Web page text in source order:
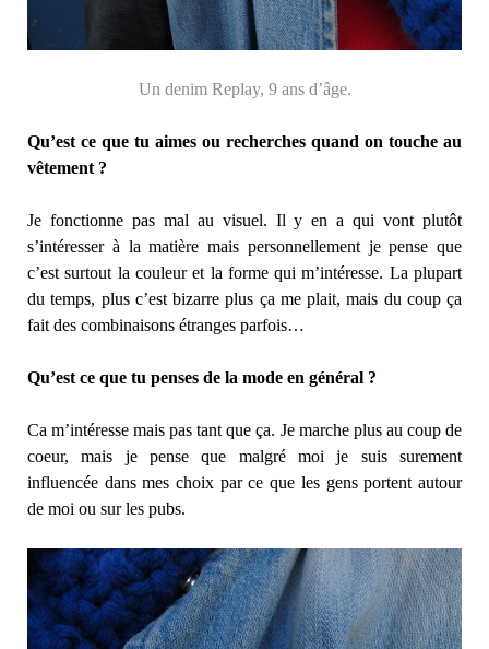
Un denim Replay, 9 ans d’âge.
Qu’est ce que tu aimes ou recherches quand on touche au
vêtement ?
Je fonctionne pas mal au visuel. Il y en a qui vont plutôt
s’intéresser à la matière mais personnellement je pense que
c’est surtout la couleur et la forme qui m’intéresse. La plupart
du temps, plus c’est bizarre plus ça me plait, mais du coup ça
fait des combinaisons étranges parfois…
Qu’est ce que tu penses de la mode en général ?
Ca m’intéresse mais pas tant que ça. Je marche plus au coup de
coeur, mais je pense que malgré moi je suis surement
influencée dans mes choix par ce que les gens portent autour
de moi ou sur les pubs.